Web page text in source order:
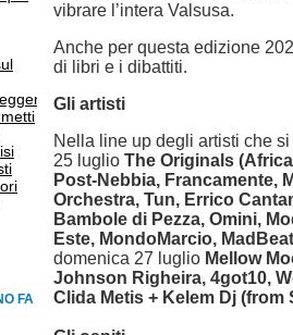
FA
vibrare l’intera Valsusa.
Anche per questa edizione
di libri e i dibattiti.
Gli artisti
Nella line up degli artisti che
25 luglio The Originals
Post-Nebbia, Francamente,
Orchestra, Tun, Errico
Bambole di Pezza, Omini,
Este, MondoMarcio,
domenica 27 luglio Mellow
Johnson Righeira, 4got10,
Clida Metis + Kelem Dj (from